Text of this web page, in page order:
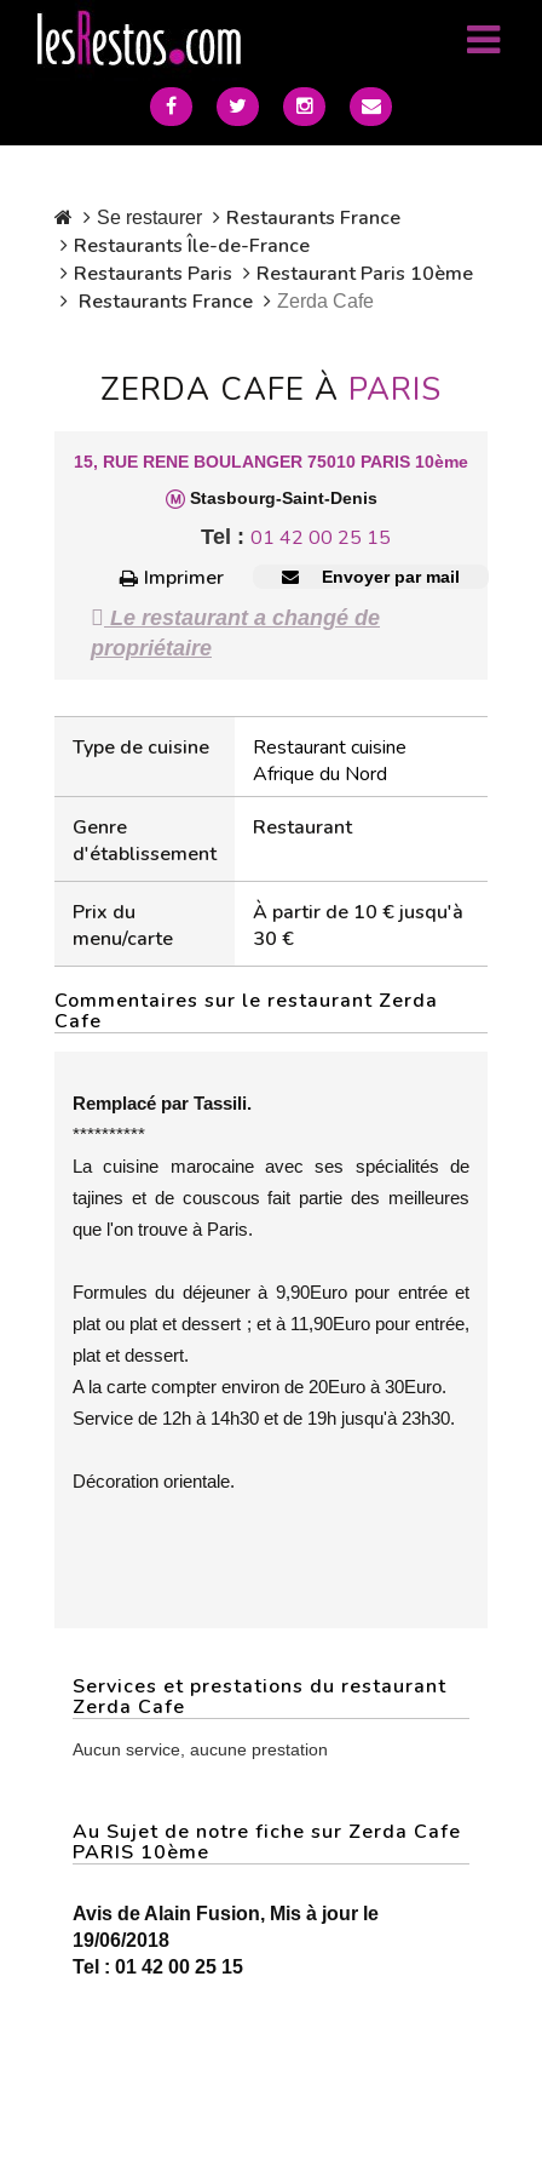
Se restaurer
Restaurants France
Restaurants Île-de-France
Restaurants Paris
Restaurant Paris 10ème
Restaurants France
Zerda Cafe
ZERDA CAFE À PARIS
15, RUE RENE BOULANGER 75010 PARIS 10ème
Stasbourg-Saint-Denis
Tel : 01 42 00 25 15
Imprimer
Envoyer par mail
Le restaurant a changé de
propriétaire
Type de cuisine
Restaurant cuisine
Afrique du Nord
Genre
d'établissement
Restaurant
Prix du
menu/carte
À partir de 10 € jusqu'à
30 €
Commentaires sur le restaurant Zerda
Cafe
Remplacé par Tassili.
**********
La cuisine marocaine avec ses spécialités de
tajines et de couscous fait partie des meilleures
que l'on trouve à Paris.
Formules du déjeuner à 9,90Euro pour entrée et
plat ou plat et dessert ; et à 11,90Euro pour entrée,
plat et dessert.
A la carte compter environ de 20Euro à 30Euro.
Service de 12h à 14h30 et de 19h jusqu'à 23h30.
Décoration orientale.
Services et prestations du restaurant
Zerda Cafe
Aucun service, aucune prestation
Au Sujet de notre fiche sur Zerda Cafe
PARIS 10ème
Avis de Alain Fusion, Mis à jour le
19/06/2018
Tel : 01 42 00 25 15